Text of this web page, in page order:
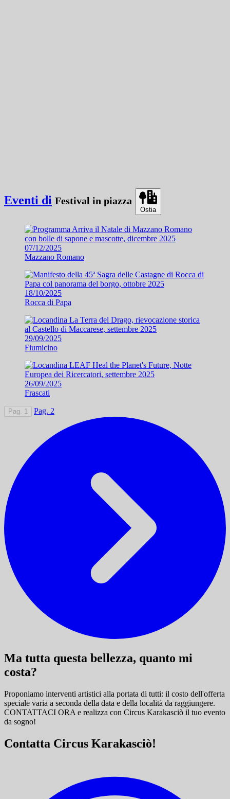
Eventi di Festival in piazza
Ostia
07/12/2025
Mazzano Romano
18/10/2025
Rocca di Papa
29/09/2025
Fiumicino
26/09/2025
Frascati
Pag. 1 Pag. 2
Ma tutta questa bellezza, quanto mi
costa?
Proponiamo interventi artistici alla portata di tutti: il costo dell'offerta
speciale varia a seconda della data e della località da raggiungere.
CONTATTACI ORA e realizza con Circus Karakasciò il tuo evento
da sogno!
Contatta Circus Karakasciò!